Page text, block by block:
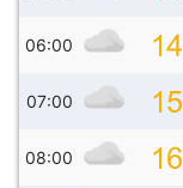
06:00
07:00
08:00